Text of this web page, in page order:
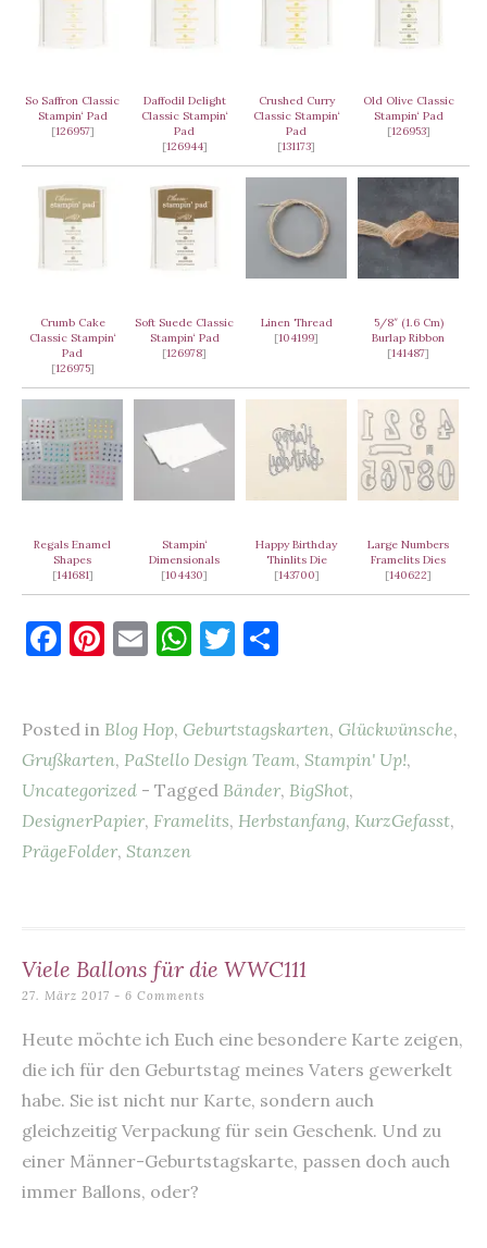
So Saffron Classic
Stampin‘ Pad
[126957]
Daffodil Delight
Classic Stampin‘
Pad
[126944]
Crushed Curry
Classic Stampin‘
Pad
[131173]
Old Olive Classic
Stampin‘ Pad
[126953]
Crumb Cake
Classic Stampin‘
Pad
[126975]
Soft Suede Classic
Stampin‘ Pad
[126978]
Linen Thread
[104199]
5/8″ (1.6 Cm)
Burlap Ribbon
[141487]
Regals Enamel
Shapes
[141681]
Stampin‘
Dimensionals
[104430]
Happy Birthday
Thinlits Die
[143700]
Large Numbers
Framelits Dies
[140622]
F
e
b
o
o
Pi
es
t
E
l
W
s
A
p
T
te
r
n
Posted in Blog Hop, Geburtstagskarten, Glückwünsche,
Grußkarten, PaStello Design Team, Stampin' Up!,
Uncategorized - Tagged Bänder, BigShot,
DesignerPapier, Framelits, Herbstanfang, KurzGefasst,
PrägeFolder, Stanzen
Viele Ballons für die WWC111
27. März 2017 6 Comments
Heute möchte ich Euch eine besondere Karte zeigen,
die ich für den Geburtstag meines Vaters gewerkelt
habe. Sie ist nicht nur Karte, sondern auch
gleichzeitig Verpackung für sein Geschenk. Und zu
einer Männer-Geburtstagskarte, passen doch auch
immer Ballons, oder?